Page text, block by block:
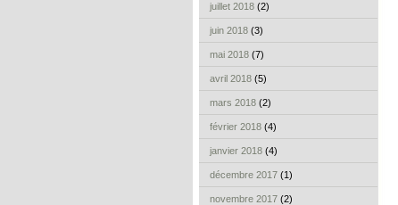
juillet 2018 (2)
juin 2018 (3)
mai 2018 (7)
avril 2018 (5)
mars 2018 (2)
février 2018 (4)
janvier 2018 (4)
décembre 2017 (1)
novembre 2017 (2)